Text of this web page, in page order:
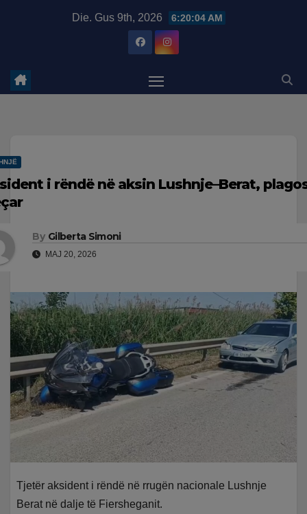
Die. Gus 9th, 2026 6:20:04 AM
i rëndë në aksin Lushnje–Berat,
By Gilberta Simoni
MAJ 20, 2026
Tjetër aksident i rëndë në rrugën nacionale Lushnje
Berat në dalje të Fiersheganit.